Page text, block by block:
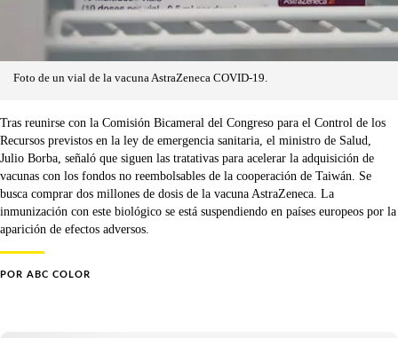
Foto de un vial de la vacuna AstraZeneca COVID-19.
Tras reunirse con la Comisión Bicameral del Congreso para el Control de los
Recursos previstos en la ley de emergencia sanitaria, el ministro de Salud,
Julio Borba, señaló que siguen las tratativas para acelerar la adquisición de
vacunas con los fondos no reembolsables de la cooperación de Taiwán. Se
busca comprar dos millones de dosis de la vacuna AstraZeneca. La
inmunización con este biológico se está suspendiendo en países europeos por la
aparición de efectos adversos.
POR ABC COLOR